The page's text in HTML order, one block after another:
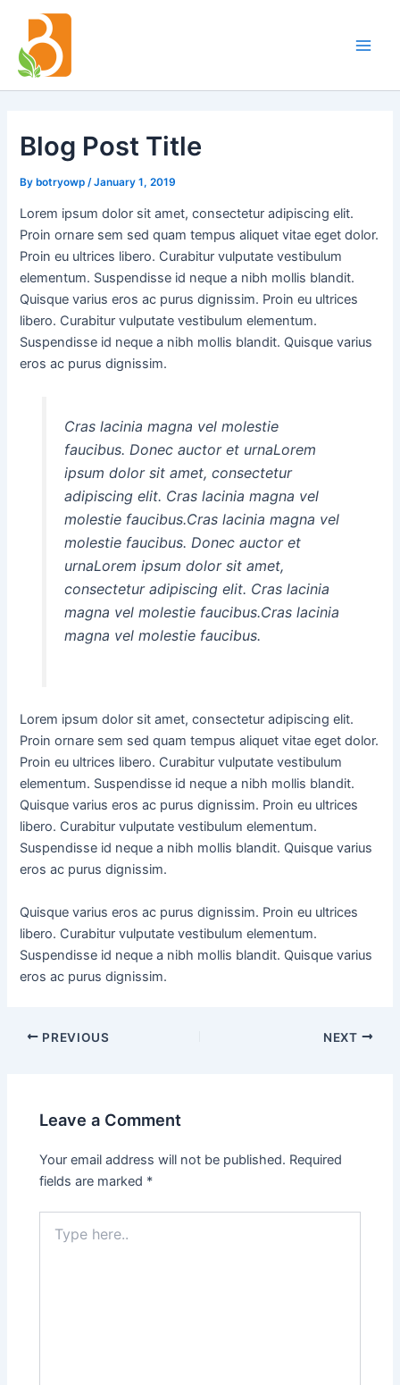
content
Blog Post Title
By botryowp/January 1, 2019
Lorem ipsum dolor sit amet, consectetur adipiscing elit.
Proin ornare sem sed quam tempus aliquet vitae eget dolor.
Proin eu ultrices libero. Curabitur vulputate vestibulum
elementum. Suspendisse id neque a nibh mollis blandit.
Quisque varius eros ac purus dignissim. Proin eu ultrices
libero. Curabitur vulputate vestibulum elementum.
Suspendisse id neque a nibh mollis blandit. Quisque varius
eros ac purus dignissim.
Cras lacinia magna vel molestie
faucibus. Donec auctor et urnaLorem
ipsum dolor sit amet, consectetur
adipiscing elit. Cras lacinia magna vel
molestie faucibus.Cras lacinia magna vel
molestie faucibus. Donec auctor et
urnaLorem ipsum dolor sit amet,
consectetur adipiscing elit. Cras lacinia
magna vel molestie faucibus.Cras lacinia
magna vel molestie faucibus.
Lorem ipsum dolor sit amet, consectetur adipiscing elit.
Proin ornare sem sed quam tempus aliquet vitae eget dolor.
Proin eu ultrices libero. Curabitur vulputate vestibulum
elementum. Suspendisse id neque a nibh mollis blandit.
Quisque varius eros ac purus dignissim. Proin eu ultrices
libero. Curabitur vulputate vestibulum elementum.
Suspendisse id neque a nibh mollis blandit. Quisque varius
eros ac purus dignissim.
Quisque varius eros ac purus dignissim. Proin eu ultrices
libero. Curabitur vulputate vestibulum elementum.
Suspendisse id neque a nibh mollis blandit. Quisque varius
eros ac purus dignissim.
navigation
PREVIOUS NEXT
Leave a Comment
Your email address will not be published. Required
fields are marked *
here..